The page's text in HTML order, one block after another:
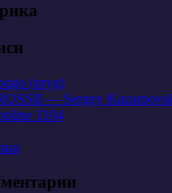
(pryg)
— Sergey
1104